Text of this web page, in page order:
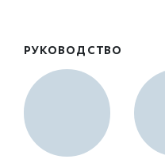
РУКОВОДСТВО